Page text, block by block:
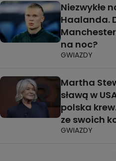
Niezwykłe
Haalanda.
na noc?
GWIAZDY
Martha
sławą w
polska
ze swoich
GWIAZDY